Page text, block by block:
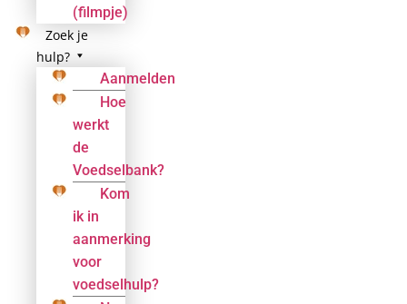
(filmpje)
Zoek je
hulp?
Aanmelden
Hoe
werkt
de
Voedselbank?
Kom
ik in
aanmerking
voor
voedselhulp?